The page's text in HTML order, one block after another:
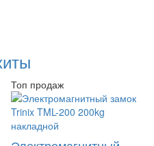
Топ продаж